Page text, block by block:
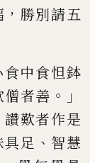
， 勝別請五
中食怛鉢
僧者善 。」
讚歎者作是
具足 、 智慧